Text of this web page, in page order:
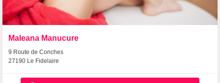
Maleana Manucure
9 Route de Conches
27190 Le Fidelaire